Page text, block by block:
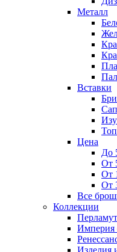
Металл
Вставки
Цена
До
От
От
От
Все
Коллекции
Империя
Изделия